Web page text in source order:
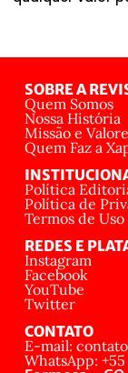
SOBRE A
Quem Somos
Nossa História
Missão e
Quem Faz a
Política
Política de
Termos de Uso
REDES E
Instagram
Facebook
YouTube
Twitter
CONTATO
E-mail:
WhatsApp: +55